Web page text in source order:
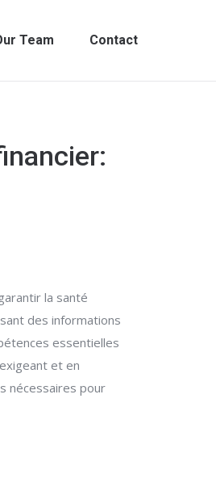
Team Contact
la santé
des informations
essentielles
et en
nécessaires pour